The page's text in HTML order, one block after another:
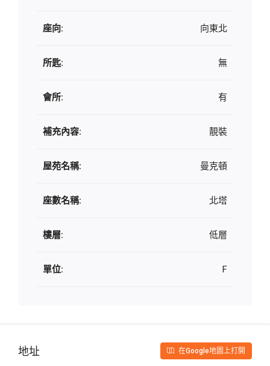
座向: 向東北
所匙: 無
會所: 有
補充內容: 靚裝
屋苑名稱: 曼克頓
座數名稱: 北塔
樓層: 低層
單位: F
地址 在Google地圖上打開